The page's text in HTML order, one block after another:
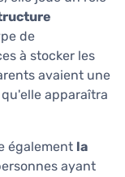
de
à stocker les
avaient une
apparaîtra
également la
ayant